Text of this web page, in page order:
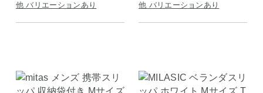
他 バリエーションあり
他 バリエーションあり